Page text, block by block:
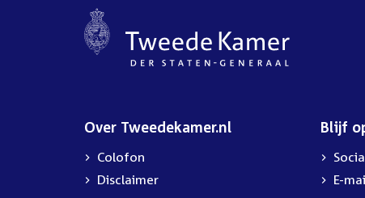
Over Tweedekamer.nl
Colofon
Disclaimer
Blijf
E-